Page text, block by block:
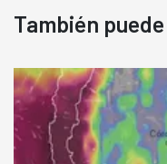
También